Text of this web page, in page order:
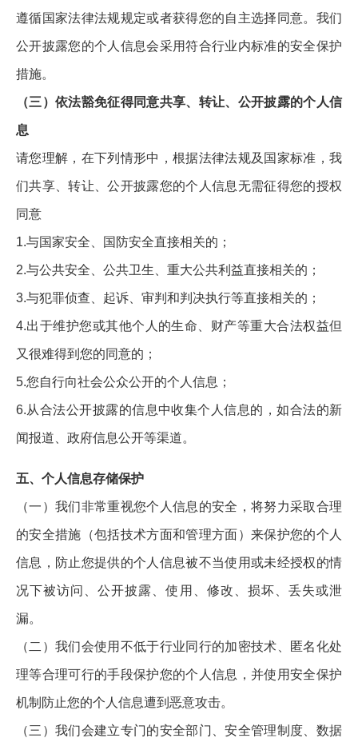
遵循国家法律法规规定或者获得您的自主选择同意。我们
公开披露您的个人信息会采用符合行业内标准的安全保护
措施。
（三）依法豁免征得同意共享、转让、公开披露的个人信
息
请您理解，在下列情形中，根据法律法规及国家标准，我
们共享、转让、公开披露您的个人信息无需征得您的授权
同意
1.与国家安全、国防安全直接相关的；
2.与公共安全、公共卫生、重大公共利益直接相关的；
3.与犯罪侦查、起诉、审判和判决执行等直接相关的；
4.出于维护您或其他个人的生命、财产等重大合法权益但
又很难得到您的同意的；
5.您自行向社会公众公开的个人信息；
6.从合法公开披露的信息中收集个人信息的，如合法的新
闻报道、政府信息公开等渠道。
五、个人信息存储保护
（一）我们非常重视您个人信息的安全，将努力采取合理
的安全措施（包括技术方面和管理方面）来保护您的个人
信息，防止您提供的个人信息被不当使用或未经授权的情
况下被访问、公开披露、使用、修改、损坏、丢失或泄
漏。
（二）我们会使用不低于行业同行的加密技术、匿名化处
理等合理可行的手段保护您的个人信息，并使用安全保护
机制防止您的个人信息遭到恶意攻击。
（三）我们会建立专门的安全部门、安全管理制度、数据